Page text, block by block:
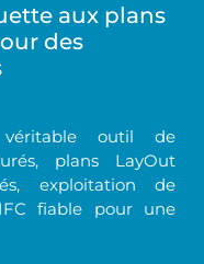
aux plans
des
véritable outil de
plans LayOut
exploitation de
fiable pour une